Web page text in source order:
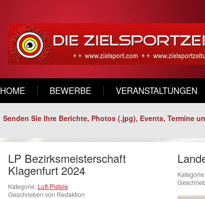
HOME BEWERBE VERANSTALTUNGEN
Senden Sie Ihre Berichte, Photos (.jpg), Events, Termine
LP Bezirksmeisterschaft
Klagenfurt 2024
Kategorie: Luft-Pistole
Geschrieben von Redaktion
Kategorie: